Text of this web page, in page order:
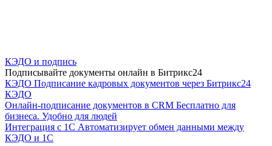
КЭДО и подпись
Подписывайте документы онлайн в Битрикс24
КЭДО Подписание кадровых документов через Битрикс24
КЭДО
Онлайн-подписание документов в CRM Бесплатно для
бизнеса. Удобно для людей
Интеграция с 1С Автоматизирует обмен данными между
КЭДО и 1С